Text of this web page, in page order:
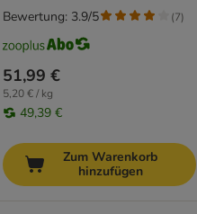
51,99 €
5,20 € / kg
49,39 €
Bewertung: 3.9/5 (7)
Zum Warenkorb
hinzufügen